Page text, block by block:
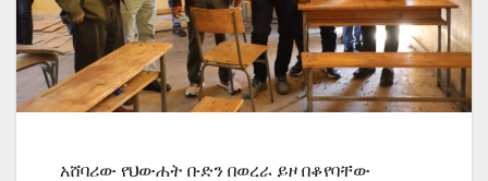
አሸባሪው የህውሐት ቡድን በወረራ ይዞ በቆየባቸው